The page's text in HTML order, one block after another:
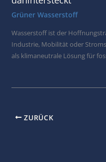
Grüner Wasserstoff
Wasserstoff ist der
Industrie, Mobilität oder
als klimaneutrale Lösung für
ZURÜCK